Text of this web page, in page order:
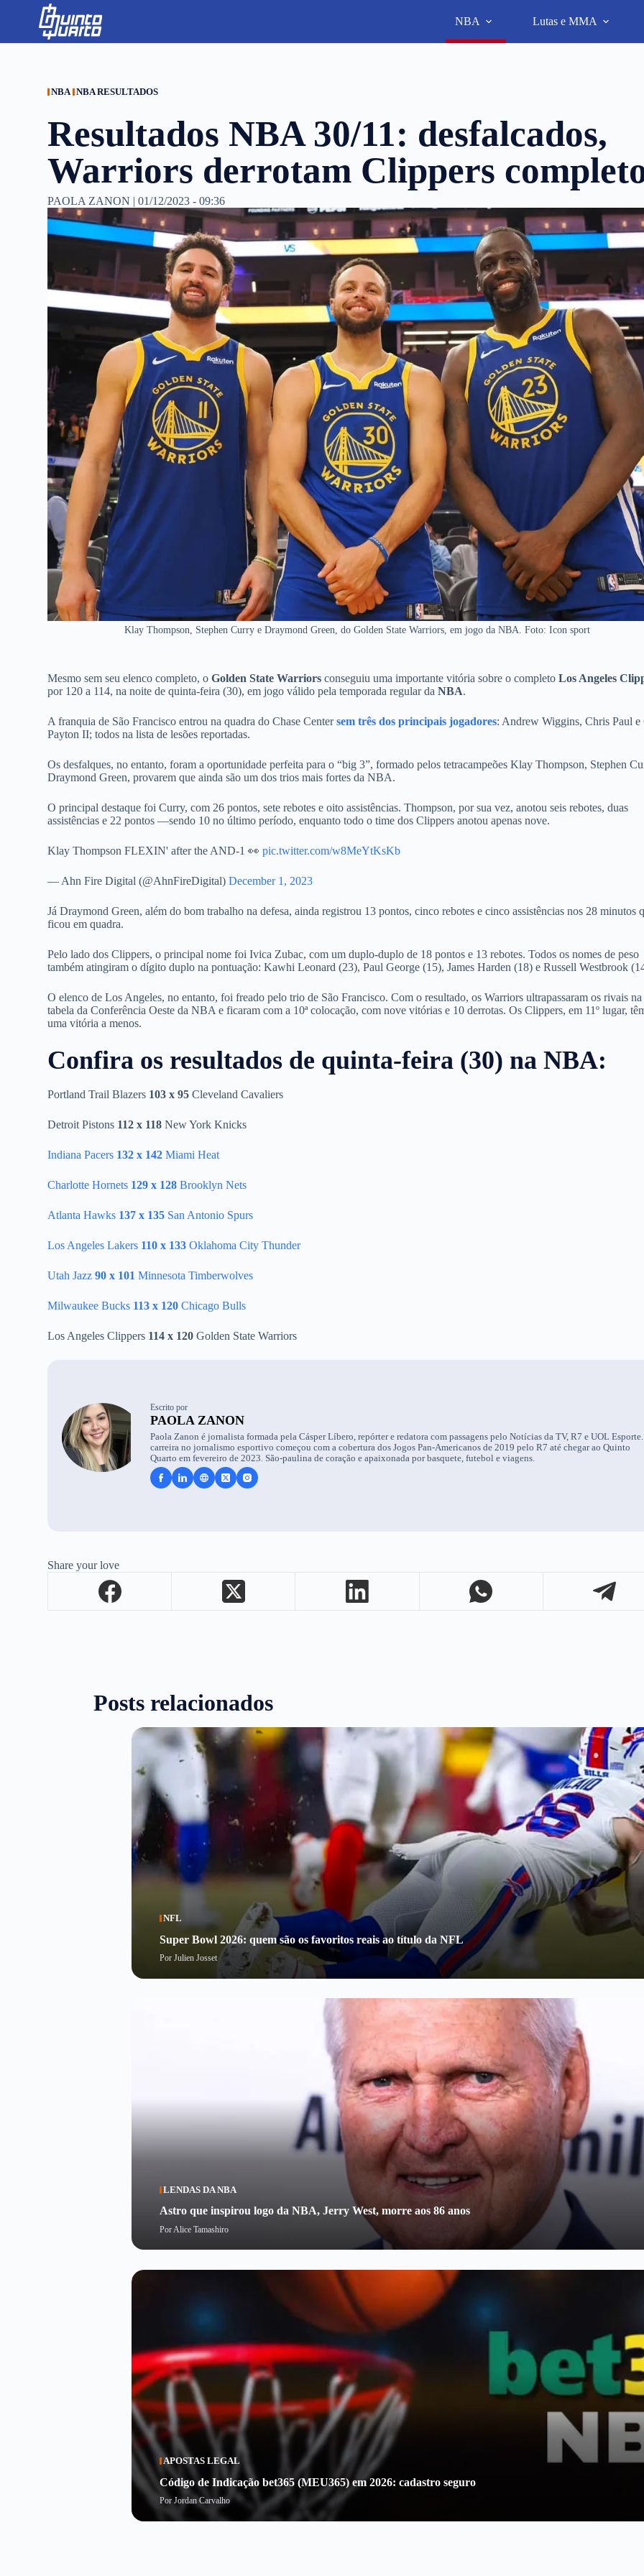
p
NBA Lutas e MMA
NBA NBA RESULTADOS
Resultados NBA 30/11: desfalcados,
Warriors derrotam Clippers
PAOLA ZANON |01/12/2023 - 09:36
Klay Thompson, Stephen Curry e Draymond Green, do Golden State Warriors, em jogo da NBA. Foto: Icon sport
Mesmo sem seu elenco completo, oGolden State Warriors conseguiu uma importante vitória sobre o completoLos Angeles
por 120 a 114, na noite de quinta-feira (30), em jogo válido pela temporada regular daNBA.
A franquia de São Francisco entrou na quadra do Chase Centersem três dos principais jogadores: Andrew Wiggins, Chris Paul e
Payton II; todos na lista de lesões reportadas.
Os desfalques, no entanto, foram a oportunidade perfeita para o “big 3”, formado pelos tetracampeões Klay Thompson, Stephen
Draymond Green, provarem que ainda são um dos trios mais fortes da NBA.
O principal destaque foi Curry, com 26 pontos, sete rebotes e oito assistências. Thompson, por sua vez, anotou seis rebotes, duas
assistências e 22 pontos —sendo 10 no último período, enquanto todo o time dos Clippers anotou apenas nove.
Klay Thompson FLEXIN' after the AND-1 👀pic.twitter.com/w8MeYtKsKb
— Ahn Fire Digital (@AhnFireDigital)December 1, 2023
Já Draymond Green, além do bom trabalho na defesa, ainda registrou 13 pontos, cinco rebotes e cinco assistências nos 28 minutos
ficou em quadra.
Pelo lado dos Clippers, o principal nome foi Ivica Zubac, com um duplo-duplo de 18 pontos e 13 rebotes. Todos os nomes de peso
também atingiram o dígito duplo na pontuação: Kawhi Leonard (23), Paul George (15), James Harden (18) e Russell Westbrook
O elenco de Los Angeles, no entanto, foi freado pelo trio de São Francisco. Com o resultado, os Warriors ultrapassaram os rivais na
tabela da Conferência Oeste da NBA e ficaram com a 10ª colocação, com nove vitórias e 10 derrotas. Os Clippers, em 11º lugar,
uma vitória a menos.
Confira os resultados de quinta-feira (30) na NBA:
Portland Trail Blazers 103 x 95 Cleveland Cavaliers
Detroit Pistons 112 x 118 New York Knicks
Indiana Pacers 132 x 142 Miami Heat
Charlotte Hornets 129 x 128 Brooklyn Nets
Atlanta Hawks 137 x 135 San Antonio Spurs
Los Angeles Lakers 110 x 133 Oklahoma City Thunder
Utah Jazz90 x 101 Minnesota Timberwolves
Milwaukee Bucks 113 x 120 Chicago Bulls
Los Angeles Clippers 114 x 120 Golden State Warriors
Escrito por
PAOLA ZANON
Paola Zanon é jornalista formada pela Cásper Líbero, repórter e redatora com passagens pelo Notícias da TV, R7 e UOL
carreira no jornalismo esportivo começou com a cobertura dos Jogos Pan-Americanos de 2019 pelo R7 até chegar ao Quinto
Quarto em fevereiro de 2023. São-paulina de coração e apaixonada por basquete, futebol e viagens.
Share your love
Posts relacionados
NFL
Super Bowl 2026: quem são os favoritos reais ao título da NFL
PorJulien Josset
LENDAS DA NBA
Astro que inspirou logo da NBA, Jerry West, morre aos 86 anos
Por Alice Tamashiro
APOSTAS LEGAL
Código de Indicação bet365 (MEU365) em 2026: cadastro seguro
PorJordan Carvalho